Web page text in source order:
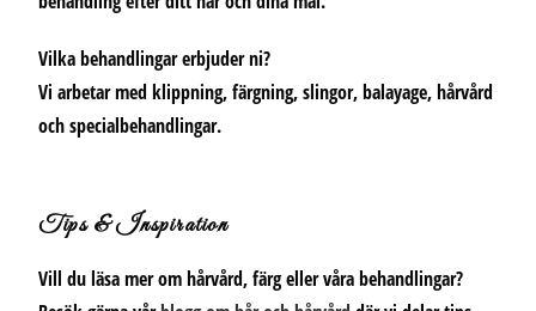
Vilka behandlingar erbjuder ni?
Vi arbetar med klippning, färgning, slingor, balayage, hårvård
och specialbehandlingar.
Tips & Inspiration
Vill du läsa mer om hårvård, färg eller våra behandlingar?